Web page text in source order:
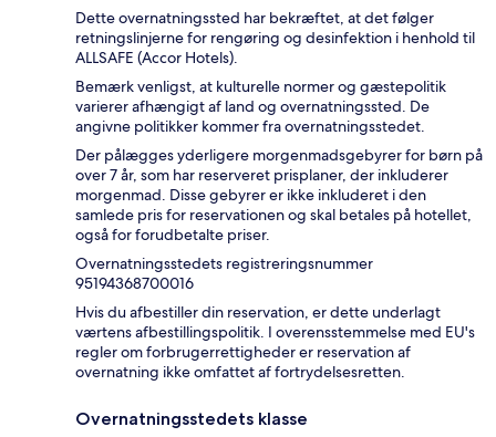
Dette overnatningssted har bekræftet, at det følger
retningslinjerne for rengøring og desinfektion i henhold til
ALLSAFE (Accor Hotels).
Bemærk venligst, at kulturelle normer og gæstepolitik
varierer afhængigt af land og overnatningssted. De
angivne politikker kommer fra overnatningsstedet.
Der pålægges yderligere morgenmadsgebyrer for børn på
over 7 år, som har reserveret prisplaner, der inkluderer
morgenmad. Disse gebyrer er ikke inkluderet i den
samlede pris for reservationen og skal betales på hotellet,
også for forudbetalte priser.
Overnatningsstedets registreringsnummer
95194368700016
Hvis du afbestiller din reservation, er dette underlagt
værtens afbestillingspolitik. I overensstemmelse med EU's
regler om forbrugerrettigheder er reservation af
overnatning ikke omfattet af fortrydelsesretten.
Overnatningsstedets klasse